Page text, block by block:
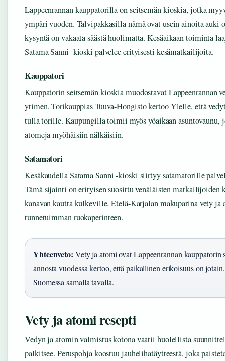
Lappeenrannan kauppatorilla on seitsemän kioskia, jotka
ympäri vuoden. Talvipakkasilla nämä ovat usein ainoita auki
kysyntä on vakaata säästä huolimatta. Kesäaikaan toiminta
Satama Sanni -kioski palvelee erityisesti kesämatkailijoita.
Kauppatori
Kauppatorin seitsemän kioskia muodostavat Lappeenrannan
ytimen. Torikauppias Tuuva-Hongisto kertoo Ylelle, että
tulla torille. Kaupungilla toimii myös yöaikaan asuntovaunu,
atomeja myöhäisiin nälkäisiin.
Satamatori
Kesäkaudella Satama Sanni -kioski siirtyy satamatorille
Tämä sijainti on erityisen suosittu venäläisten matkailijoiden
kanavan kautta kulkeville. Etelä-Karjalan makuparina vety ja
tunnetuimman ruokaperinteen.
Yhteenveto: Vety ja atomi ovat Lappeenrannan
annosta vuodessa kertoo, että paikallinen erikoisuus on
Suomessa samalla tavalla.
Vety ja atomi resepti
Vedyn ja atomin valmistus kotona vaatii huolellista
palkitsee. Peruspohja koostuu jauhelihatäytteestä, joka